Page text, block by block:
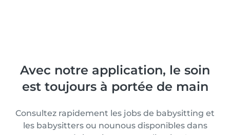
Avec notre application, le soin
est toujours à portée de main
Consultez rapidement les jobs de babysitting et
les babysitters ou nounous disponibles dans